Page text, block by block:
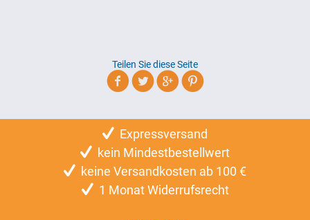
Teilen Sie diese Seite
Expressversand
kein Mindestbestellwert
keine Versandkosten ab 100 €
1 Monat Widerrufsrecht